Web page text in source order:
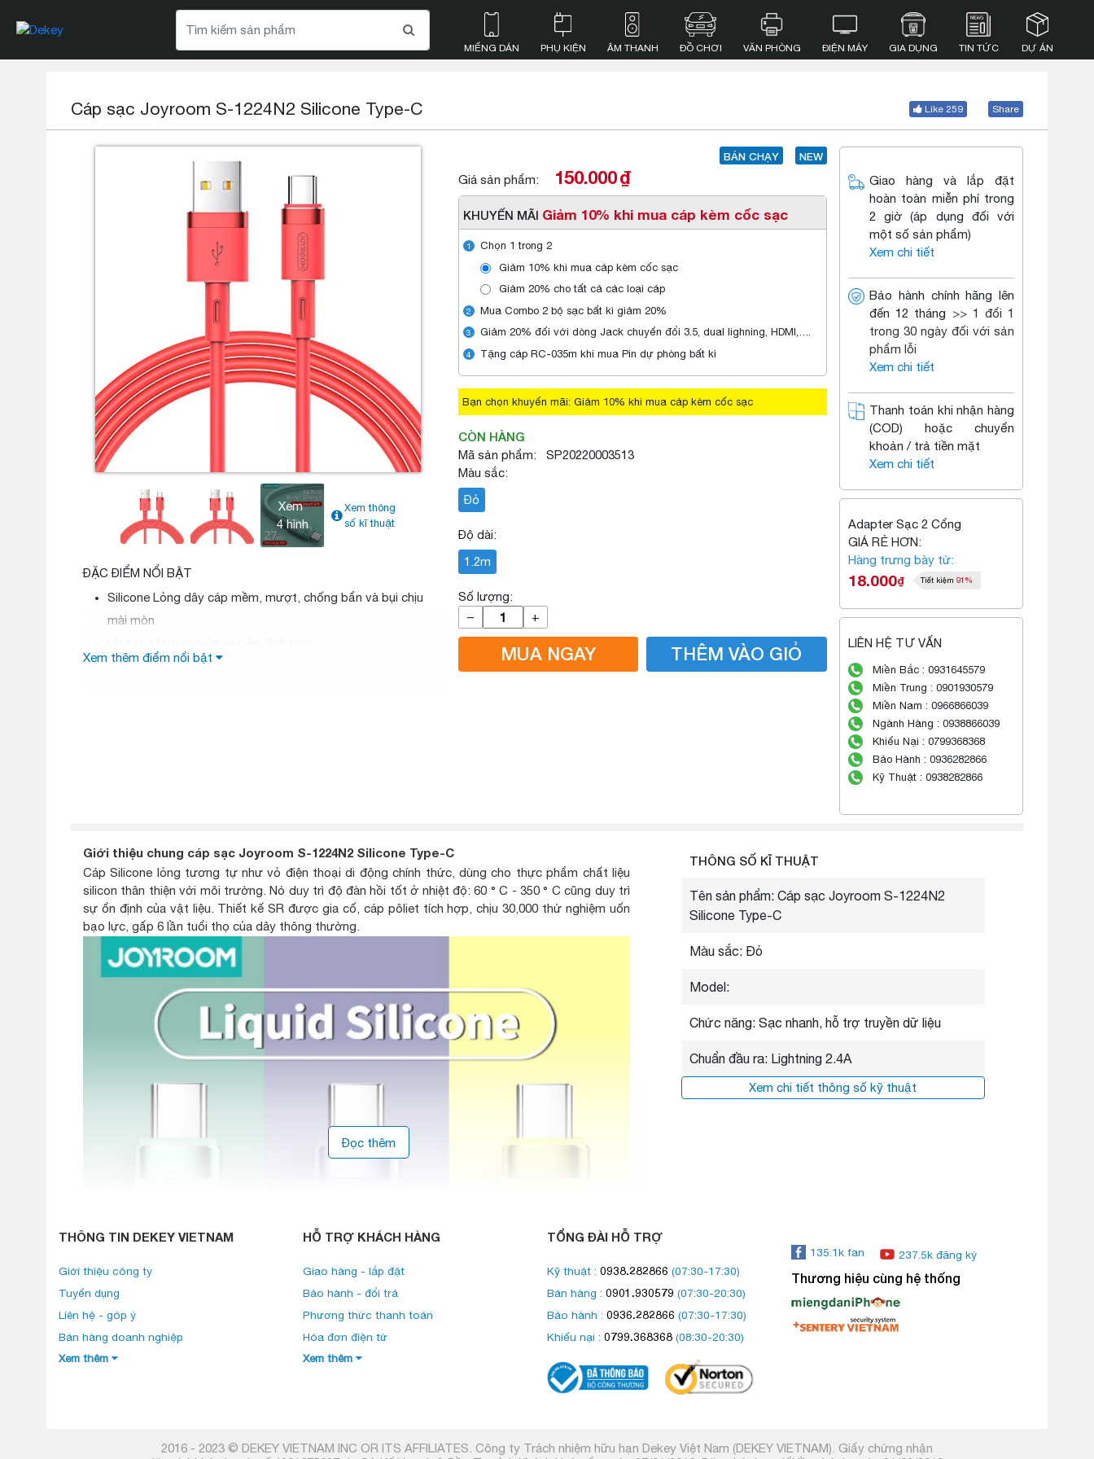
MIẾNG DÁN PHỤ KIỆN ÂM THANH ĐỒ CHƠI VĂN PHÒNG ĐIỆN MÁY GIA DỤNG TIN TỨC DỰ ÁN
Cáp sạc Joyroom S-1224N2 Silicone Type-C Like 259 Share
Xem
4 hình
Xem thông
số kĩ thuật
ĐẶC ĐIỂM NỔI BẬT
Silicone Lỏng dây cáp mềm, mượt, chống bẩn và bụi chịu
mài mòn
Có chất lượng cao để cách nhiệt/ chống cháy/ chống đông
Xem thêm điểm nổi bật
BÁN CHẠY NEW
Giá sản phẩm: 150.000₫
KHUYẾN MÃI Giảm 10% khi mua cáp kèm cốc sạc
1
Chọn 1 trong 2
Giảm 10% khi mua cáp kèm cốc sạc
Giảm 20% cho tất cả các loại cáp
2 Mua Combo 2 bộ sạc bất kì giảm 20%
3 Giảm 20% đối với dòng Jack chuyển đổi 3.5, dual lighning, HDMI,….
4 Tặng cáp RC-035m khi mua Pin dự phòng bất kì
Bạn chọn khuyến mãi: Giảm 10% khi mua cáp kèm cốc sạc
CÒN HÀNG
Mã sản phẩm: SP20220003513
Màu sắc:
Đỏ
Độ dài:
1.2m
Số lượng:
–
+
MUA NGAY THÊM VÀO GIỎ
Giao hàng và lắp đặt
hoàn toàn miễn phí trong
2 giờ (áp dụng đối với
một số sản phẩm)
Xem chi tiết
Bảo hành chính hãng lên
đến 12 tháng >> 1 đổi 1
trong 30 ngày đối với sản
phẩm lỗi
Xem chi tiết
Thanh toán khi nhận hàng
(COD) hoặc chuyển
khoản / trả tiền mặt
Xem chi tiết
Adapter Sạc 2 Cổng
GIÁ RẺ HƠN:
Hàng trưng bày từ:
18.000₫ Tiết kiệm 91%
LIÊN HỆ TƯ VẤN
Miền Bắc : 0931645579
Miền Trung : 0901930579
Miền Nam : 0966866039
Ngành Hàng : 0938866039
Khiếu Nại : 0799368368
Bảo Hành : 0936282866
Kỹ Thuật : 0938282866
Đọc thêm
Giới thiệu chung cáp sạc Joyroom S-1224N2 Silicone Type-C
Cáp Silicone lỏng tương tự như vỏ điện thoại di động chính thức, dùng cho thực phẩm chất liệu
silicon thân thiện với môi trường. Nó duy trì độ đàn hồi tốt ở nhiệt độ: 60 ° C - 350 ° C cũng duy trì
sự ổn định của vật liệu. Thiết kế SR được gia cố, cáp pôliet tích hợp, chịu 30,000 thử nghiệm uốn
bạo lực, gấp 6 lần tuổi thọ của dây thông thường.
THÔNG SỐ KĨ THUẬT
Tên sản phẩm: Cáp sạc Joyroom S-1224N2
Silicone Type-C
Màu sắc: Đỏ
Model:
Chức năng: Sạc nhanh, hỗ trợ truyền dữ liệu
Chuẩn đầu ra: Lightning 2.4A
Xem chi tiết thông số kỹ thuật
THÔNG TIN DEKEY VIETNAM
Giới thiệu công ty
Tuyển dụng
Liên hệ - góp ý
Bán hàng doanh nghiệp
Xem thêm
HỖ TRỢ KHÁCH HÀNG
Giao hàng - lắp đặt
Bảo hành - đổi trả
Phương thức thanh toán
Hóa đơn điện tử
Xem thêm
TỔNG ĐÀI HỖ TRỢ
Kỹ thuật : 0938.282866 (07:30-17:30)
Bán hàng : 0901.930579 (07:30-20:30)
Bảo hành : 0936.282866 (07:30-17:30)
Khiếu nại : 0799.368368 (08:30-20:30)
135.1k fan 237.5k đăng ký
Thương hiệu cùng hệ thống
2016 - 2023 © DEKEY VIETNAM INC OR ITS AFFILIATES. Công ty Trách nhiệm hữu hạn Dekey Việt Nam (DEKEY VIETNAM). Giấy chứng nhận